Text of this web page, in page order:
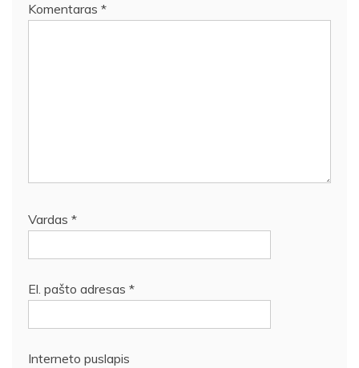
Komentaras *
Vardas *
El. pašto adresas *
Interneto puslapis